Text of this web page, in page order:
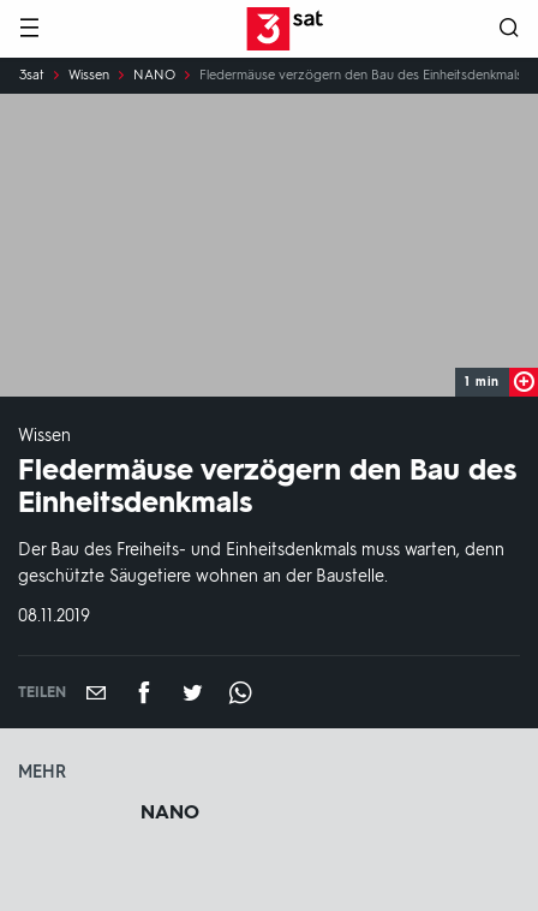
Hauptnavigation 3SAT
Sie
sind
3sat Wissen NANO Fledermäuse verzögern den Bau des Einheitsdenkmals
1 min
Wissen
Fledermäuse verzögern den Bau des
Einheitsdenkmals
Der Bau des Freiheits- und Einheitsdenkmals muss warten, denn
geschützte Säugetiere wohnen an der Baustelle.
DATUM:
08.11.2019
TEILEN
MEHR
NANO